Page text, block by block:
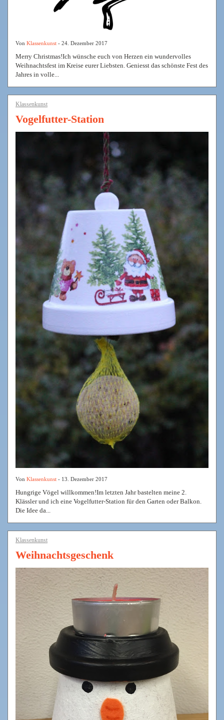
Von Klassenkunst - 24. Dezember 2017
Merry Christmas!Ich wünsche euch von Herzen ein wundervolles
Weihnachtsfest im Kreise eurer Liebsten. Geniesst das schönste Fest des
Jahres in volle...
Klassenkunst
Vogelfutter-Station
Von Klassenkunst - 13. Dezember 2017
Hungrige Vögel willkommen!Im letzten Jahr bastelten meine 2.
Klässler und ich eine Vogelfutter-Station für den Garten oder Balkon.
Die Idee da...
Klassenkunst
Weihnachtsgeschenk